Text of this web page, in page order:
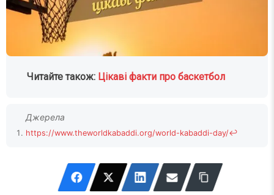
Читайте також: Цікаві факти про баскетбол
https://www.theworldkabaddi.org/world-kabaddi-day/↩